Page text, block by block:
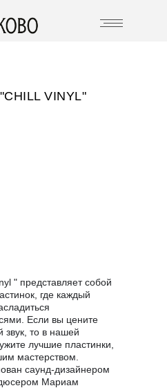
" представляет собой
где каждый
Если вы цените
звук, то в нашей
лучшие пластинки,
мастерством.
саунд-дизайнером
Мариам
VINYL"